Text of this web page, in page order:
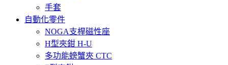
手套
自動化零件
NOGA支桿磁性座
H型夾鉗 H-U
多功能螃蟹夾 CTC